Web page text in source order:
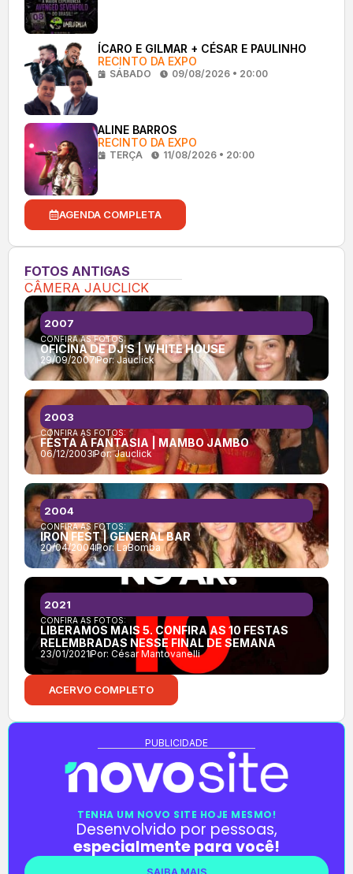
ÍCARO E GILMAR + CÉSAR E PAULINHO
RECINTO DA EXPO
SÁBADO 09/08/2026 • 20:00
ALINE BARROS
RECINTO DA EXPO
TERÇA 11/08/2026 • 20:00
AGENDA COMPLETA
FOTOS ANTIGAS
CÂMERA JAUCLICK
CONFIRA AS FOTOS:
OFICINA DE DJ’S | WHITE HOUSE
29/09/2007Por:Jauclick
2007
CONFIRA AS FOTOS:
FESTA À FANTASIA | MAMBO JAMBO
06/12/2003Por:Jauclick
2003
CONFIRA AS FOTOS:
IRON FEST | GENERAL BAR
20/04/2004Por:LaBomba
2004
CONFIRA AS FOTOS:
LIBERAMOS MAIS 5. CONFIRA AS 10 FESTAS
RELEMBRADAS NESSE FINAL DE SEMANA
23/01/2021Por: César Mantovanelli
2021
ACERVO COMPLETO
PUBLICIDADE
TENHA UM NOVO SITE HOJE MESMO!
Desenvolvido por pessoas,
especialmente para você!